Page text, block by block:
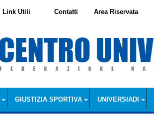
GIUSTIZIA SPORTIVA UNIVERSIADI
Link Utili Contatti Area Riservata